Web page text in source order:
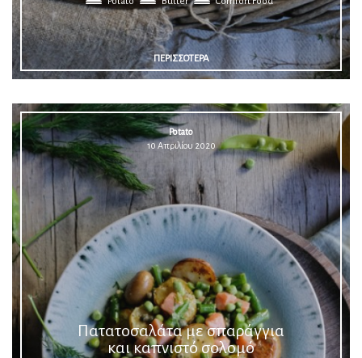
ΠΕΡΙΣΣΟΤΕΡΑ
Πατατοσαλάτα με σπαράγγια
και καπνιστό σολομό
Potato
10 Απριλίου 2020